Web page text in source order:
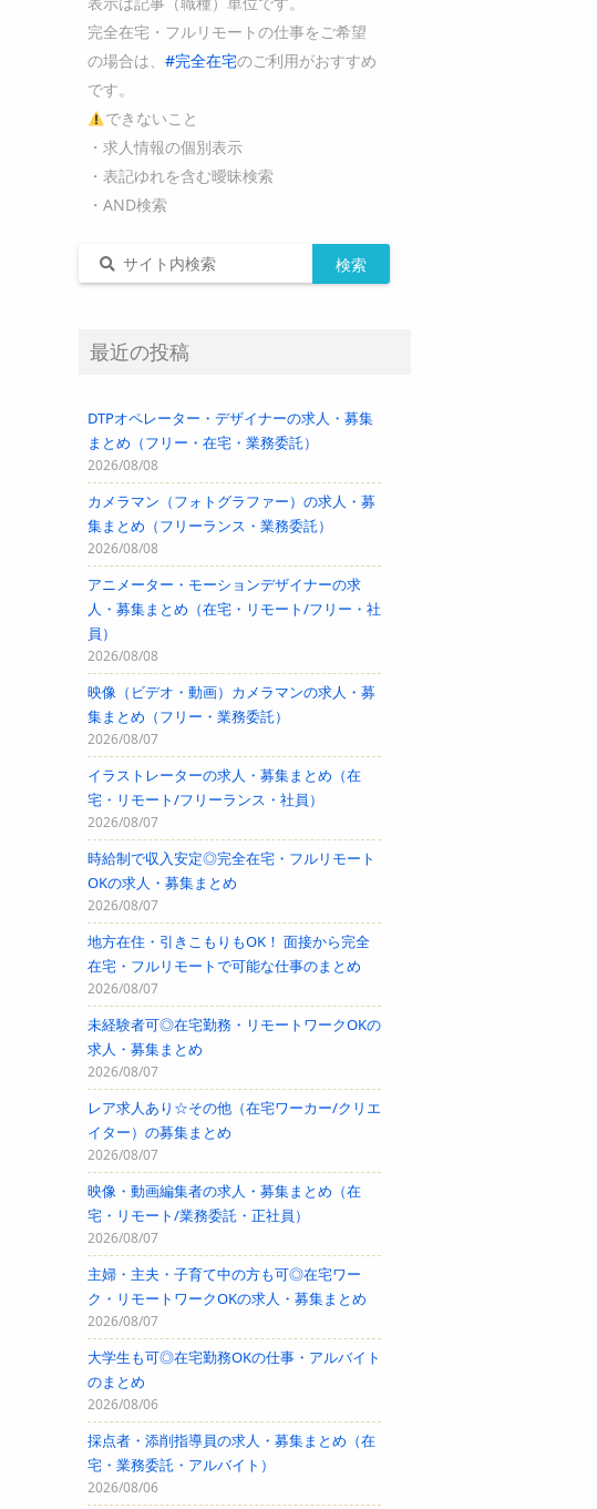
完全在宅・フルリモートの仕事をご希望
の場合は、 #完全在宅のご利用がおすすめ
です。
できないこと
・求人情報の個別表示
・表記ゆれを含む曖昧検索
・AND検索
最近の投稿
DTPオペレーター・デザイナーの求人・募集
まとめ（フリー・在宅・業務委託）
2026/08/08
カメラマン（フォトグラファー）の求人・募
集まとめ（フリーランス・業務委託）
2026/08/08
アニメーター・モーションデザイナーの求
人・募集まとめ（在宅・リモート/フリー・社
員）
2026/08/08
映像（ビデオ・動画）カメラマンの求人・募
集まとめ（フリー・業務委託）
2026/08/07
イラストレーターの求人・募集まとめ（在
宅・リモート/フリーランス・社員）
2026/08/07
時給制で収入安定◎完全在宅・フルリモート
OKの求人・募集まとめ
2026/08/07
地方在住・引きこもりもOK！ 面接から完全
在宅・フルリモートで可能な仕事のまとめ
2026/08/07
未経験者可◎在宅勤務・リモートワークOKの
求人・募集まとめ
2026/08/07
レア求人あり☆その他（在宅ワーカー/クリエ
イター）の募集まとめ
2026/08/07
映像・動画編集者の求人・募集まとめ（在
宅・リモート/業務委託・正社員）
2026/08/07
主婦・主夫・子育て中の方も可◎在宅ワー
ク・リモートワークOKの求人・募集まとめ
2026/08/07
大学生も可◎在宅勤務OKの仕事・アルバイト
のまとめ
2026/08/06
採点者・添削指導員の求人・募集まとめ（在
宅・業務委託・アルバイト）
2026/08/06